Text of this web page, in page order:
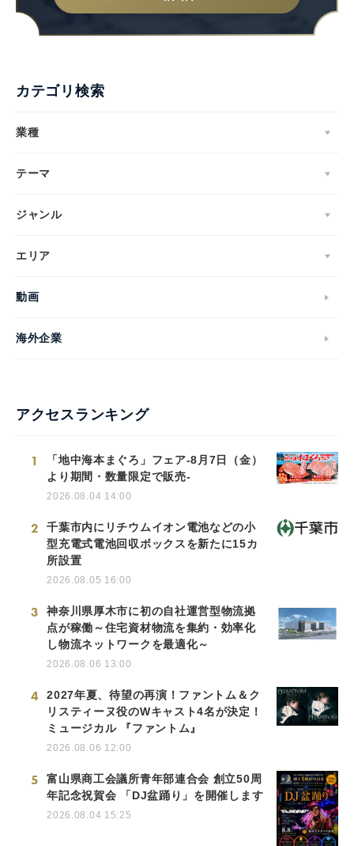
カテゴリ検索
業種
テーマ
ジャンル
エリア
動画
海外企業
アクセスランキング
1
「地中海本まぐろ」フェア-8月7日（金）
より期間・数量限定で販売-
2026.08.04 14:00
2
千葉市内にリチウムイオン電池などの小
型充電式電池回収ボックスを新たに15カ
所設置
2026.08.05 16:00
3
神奈川県厚木市に初の自社運営型物流拠
点が稼働～住宅資材物流を集約・効率化
し物流ネットワークを最適化～
2026.08.06 13:00
4
2027年夏、待望の再演！ファントム＆ク
リスティーヌ役のWキャスト4名が決定！
ミュージカル 『ファントム』
2026.08.06 12:00
5
富山県商工会議所青年部連合会 創立50周
年記念祝賀会 「DJ盆踊り」を開催します
2026.08.04 15:25